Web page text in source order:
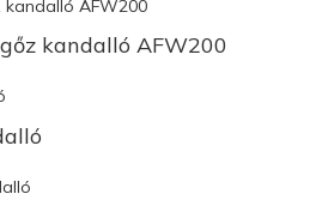
kandalló AFW200